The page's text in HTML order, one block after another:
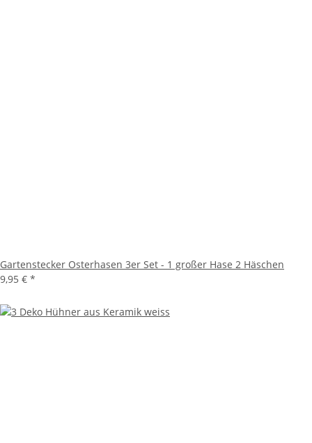
Gartenstecker Osterhasen 3er Set - 1 großer Hase 2 Häschen
9,95 € *